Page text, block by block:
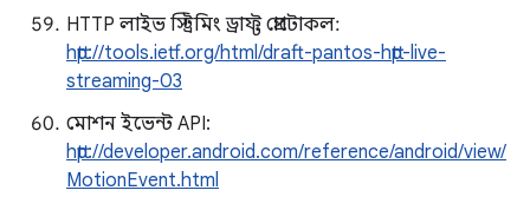
HTTP লাইভ স্ট্রিমিং ড্রাফ্ট প্রোটোকল:
http://tools.ietf.org/html/draft-pantos-http-live-
streaming-03
মোশন ইভেন্ট API:
http://developer.android.com/reference/android/view/
MotionEvent.html